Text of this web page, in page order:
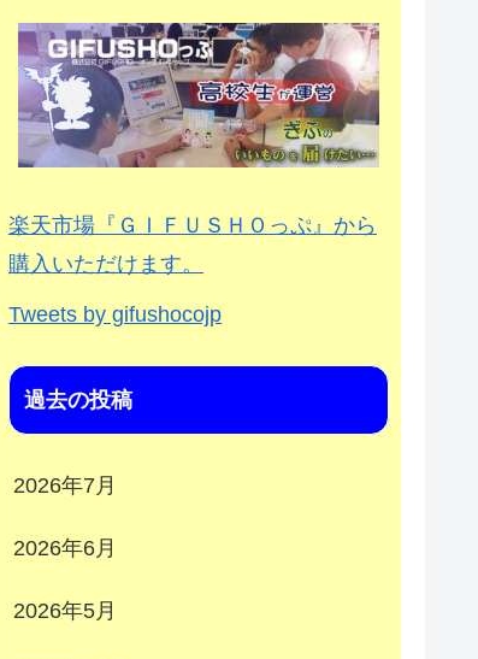
楽天市場『ＧＩＦＵＳＨＯっぷ』から
購入いただけます。
Tweets by gifushocojp
過去の投稿
2026年7月
2026年6月
2026年5月